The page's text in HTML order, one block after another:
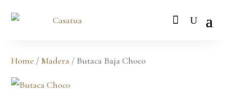
Home / Madera / Butaca Baja Choco